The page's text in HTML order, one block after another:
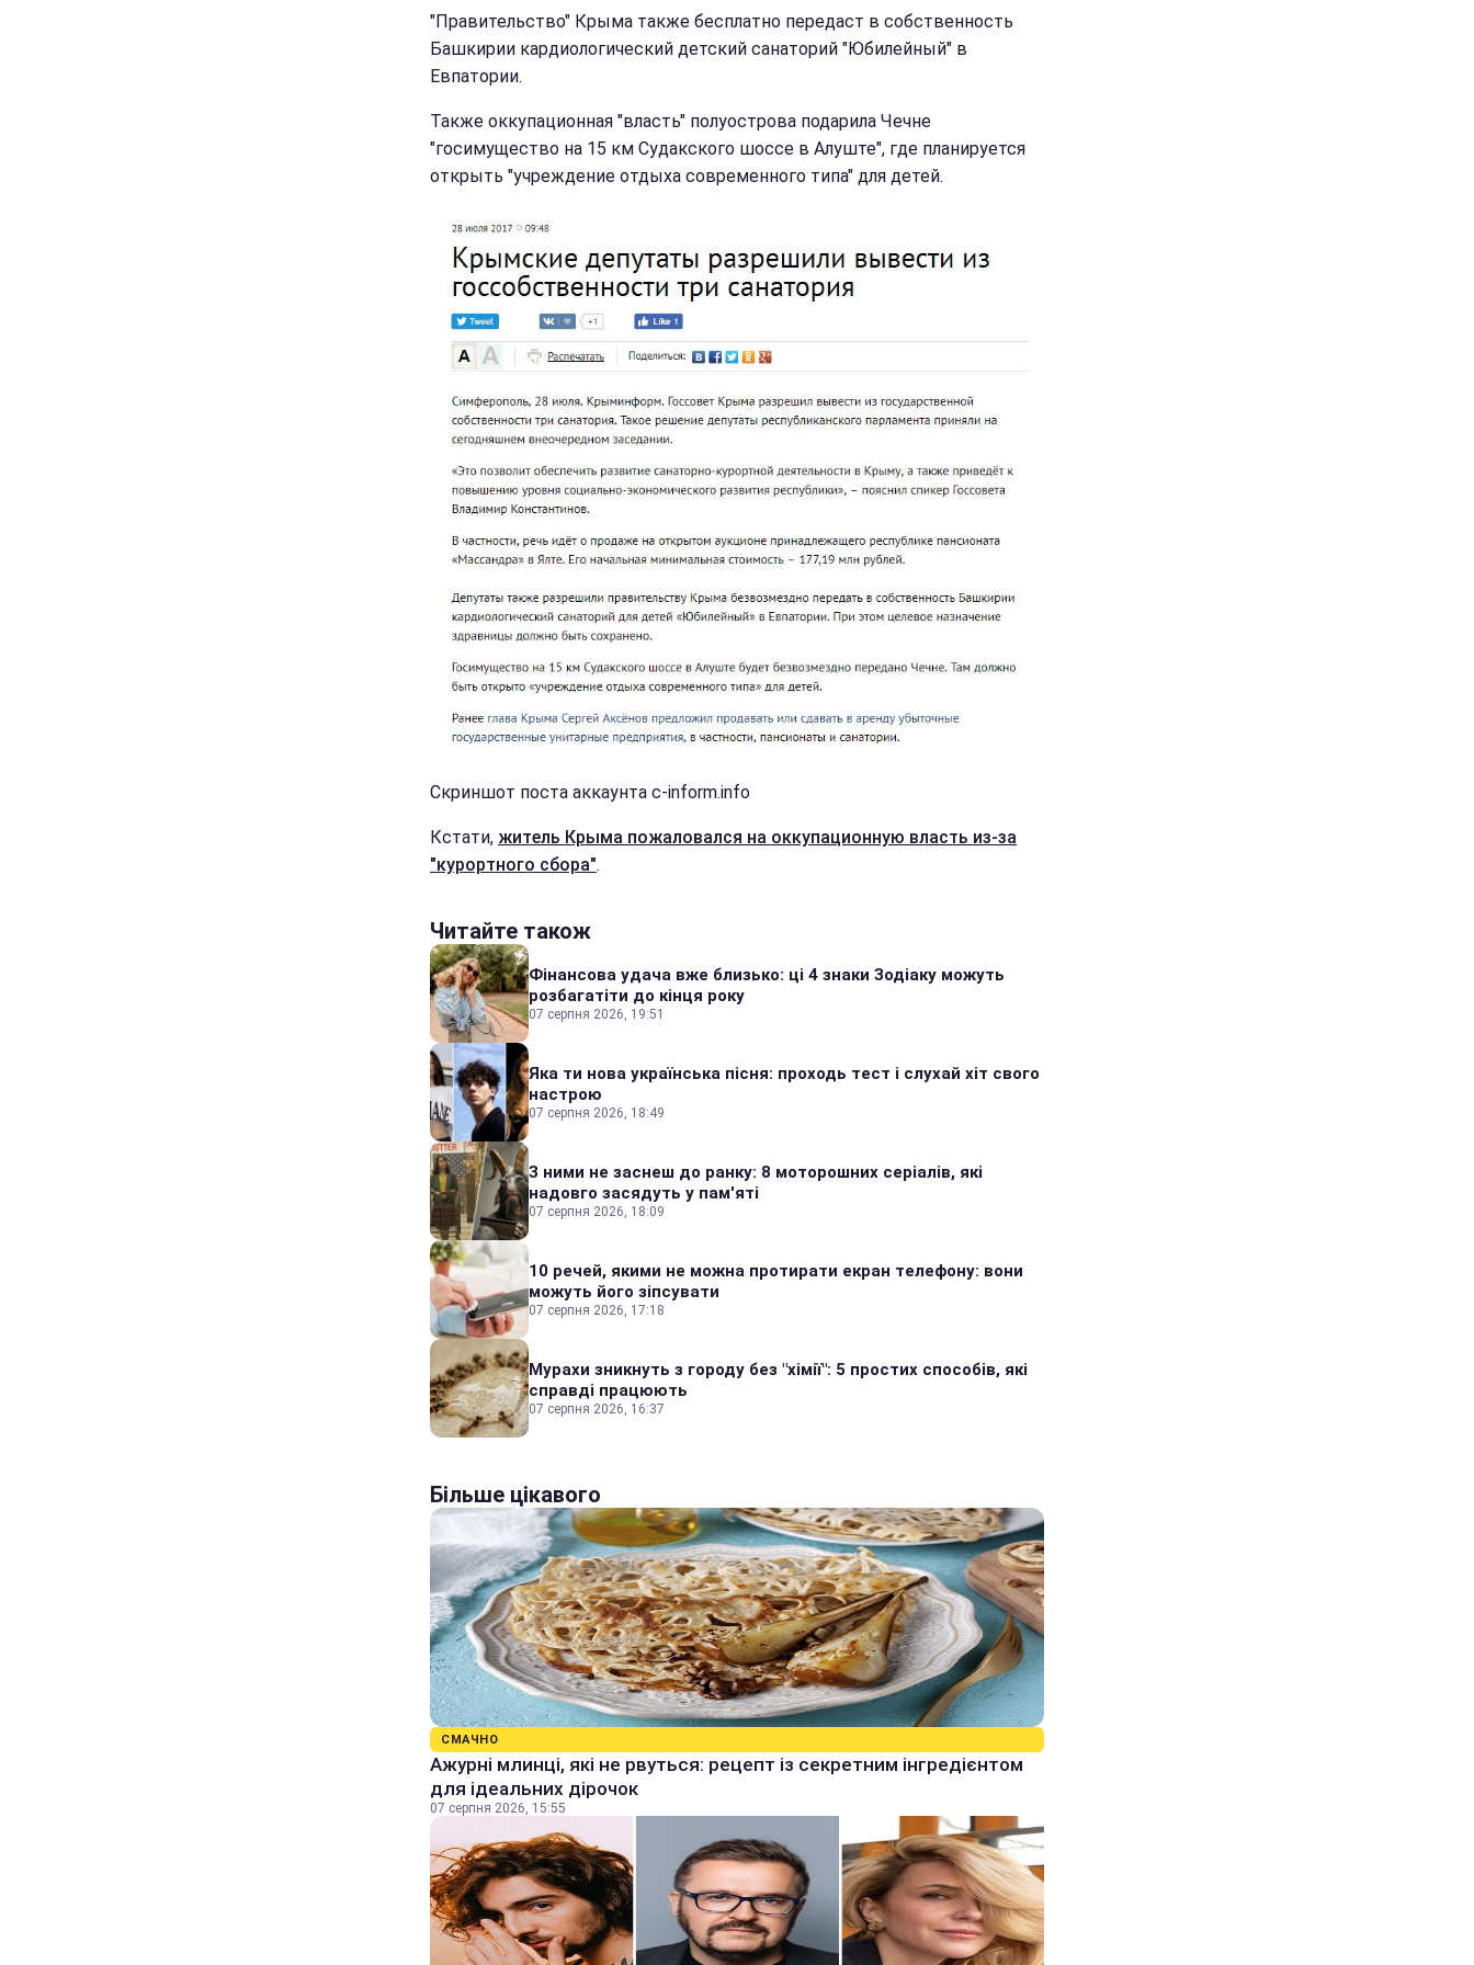
"Правительство" Крыма также бесплатно передаст в собственность
Башкирии кардиологический детский санаторий "Юбилейный" в
Евпатории.
Также оккупационная "власть" полуострова подарила Чечне
"госимущество на 15 км Судакского шоссе в Алуште", где планируется
открыть "учреждение отдыха современного типа" для детей.
Скриншот поста аккаунта c-inform.info
Кстати, житель Крыма пожаловался на оккупационную власть из-за
"курортного сбора".
Читайте також
Фінансова удача вже близько: ці 4 знаки Зодіаку можуть
розбагатіти до кінця року
07 серпня 2026, 19:51
Яка ти нова українська пісня: проходь тест і слухай хіт свого
настрою
07 серпня 2026, 18:49
З ними не заснеш до ранку: 8 моторошних серіалів, які
надовго засядуть у пам'яті
07 серпня 2026, 18:09
10 речей, якими не можна протирати екран телефону: вони
можуть його зіпсувати
07 серпня 2026, 17:18
Мурахи зникнуть з городу без "хімії": 5 простих способів, які
справді працюють
07 серпня 2026, 16:37
Більше цікавого
СМАЧНО
Ажурні млинці, які не рвуться: рецепт із секретним інгредієнтом
для ідеальних дірочок
07 серпня 2026, 15:55